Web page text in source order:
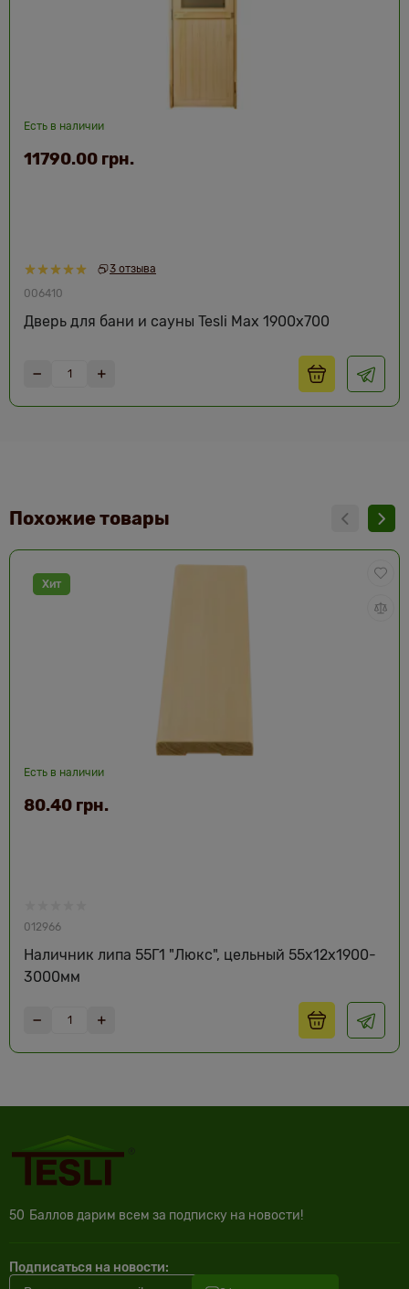
3 отзыва
Есть в наличии
006410
Дверь для бани и сауны Tesli Max 1900х700
11790.00 грн.
Похожие товары
Хит
Есть в наличии
012966
Наличник липа 55Г1 "Люкс", цельный 55х12х1900-
3000мм
80.40 грн.
50 Баллов дарим всем за подписку на новости!
Подписаться на новости: